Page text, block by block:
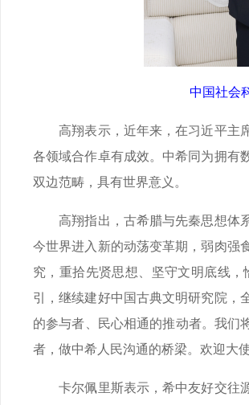
中国社会
高翔表示，近年来，在习近平主席
各领域合作卓有成效。中希同为拥有
双边范畴，具有世界意义。
高翔指出，古希腊与先秦思想体系
今世界进入新的动荡变革期，弱肉强
究，重拾先贤思想、坚守文明底线
引，继续建好中国古典文明研究院，
的参与者、民心相通的推动者。我们
者，做中希人民沟通的桥梁。欢迎大
卡尔佩里斯表示，希中友好交往源